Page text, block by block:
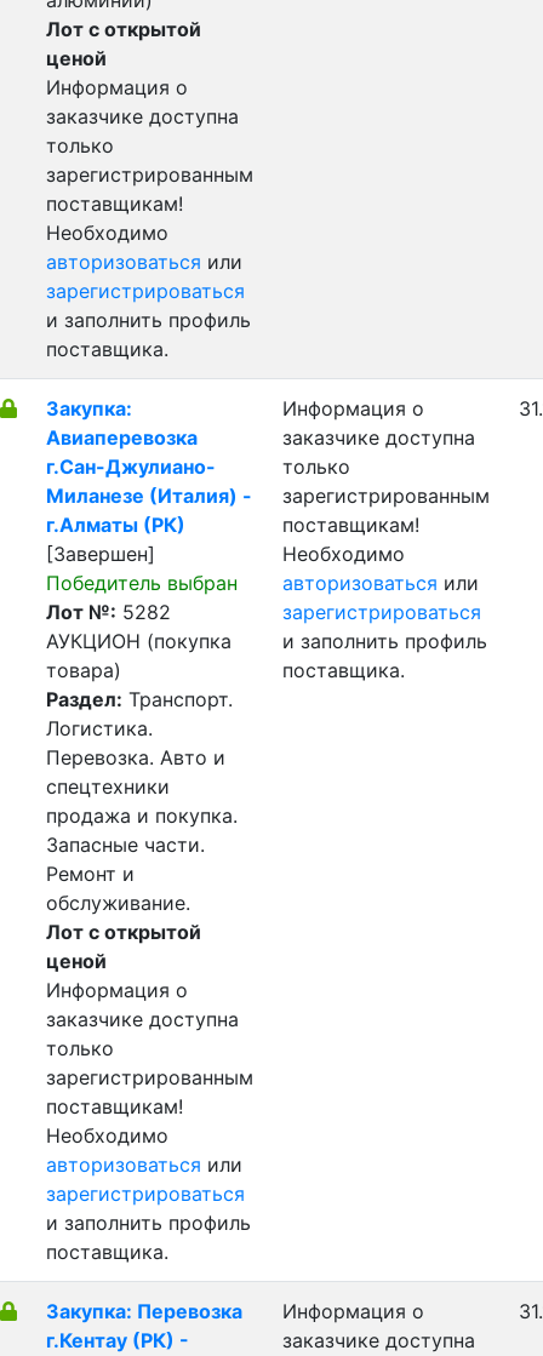
Лот с открытой
ценой
Информация о
заказчике доступна
только
зарегистрированным
поставщикам!
Необходимо
авторизоваться или
зарегистрироваться
и заполнить профиль
поставщика.
Закупка:
Авиаперевозка
г.Сан-Джулиано-
Миланезе (Италия) -
г.Алматы (РК)
[Завершен]
Победитель выбран
Лот №: 5282
АУКЦИОН (покупка
товара)
Раздел: Транспорт.
Логистика.
Перевозка. Авто и
спецтехники
продажа и покупка.
Запасные части.
Ремонт и
обслуживание.
Лот с открытой
ценой
Информация о
заказчике доступна
только
зарегистрированным
поставщикам!
Необходимо
авторизоваться или
зарегистрироваться
и заполнить профиль
поставщика.
Информация о
заказчике доступна
только
зарегистрированным
поставщикам!
Необходимо
авторизоваться или
зарегистрироваться
и заполнить профиль
поставщика.
Закупка: Перевозка
г.Кентау (РК) -
Информация о
заказчике доступна